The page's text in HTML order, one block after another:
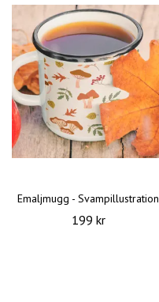
Emaljmugg - Svampillustration
199 kr